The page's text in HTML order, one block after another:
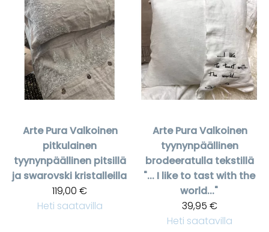
Arte PuraValkoinen
pitkulainen
tyynynpäällinen pitsillä
ja swarovski kristalleilla
119,00 €
Heti saatavilla
Arte PuraValkoinen
tyynynpäällinen
brodeeratulla tekstillä
"... I like to tast with the
world..."
39,95 €
Heti saatavilla